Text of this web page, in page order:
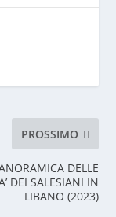
PROSSIMO
DELLE
DEI SALESIANI IN
LIBANO (2023)